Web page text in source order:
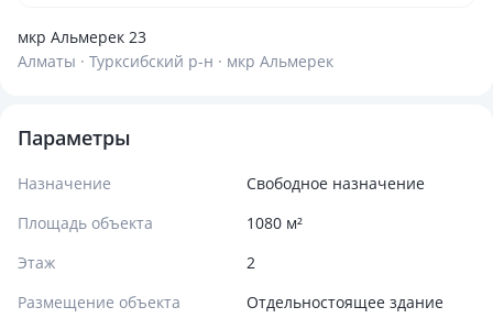
мкр Альмерек 23
Алматы · Турксибский р-н · мкр Альмерек
Параметры
Назначение
Свободное назначение
Площадь объекта
1080 м²
Этаж
2
Размещение объекта
Отдельностоящее здание